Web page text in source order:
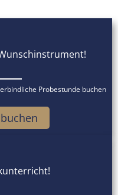
Probestunde buchen